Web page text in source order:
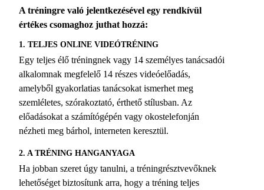
A tréningre való jelentkezésével egy rendkívül
értékes csomaghoz juthat hozzá:
1. TELJES ONLINE VIDEÓTRÉNING
Egy teljes élő tréningnek vagy 14 személyes tanácsadói
alkalomnak megfelelő 14 részes videóelőadás,
amelyből gyakorlatias tanácsokat ismerhet meg
szemléletes, szórakoztató, érthető stílusban. Az
előadásokat a számítógépén vagy okostelefonján
nézheti meg bárhol, interneten keresztül.
2. A TRÉNING HANGANYAGA
Ha jobban szeret úgy tanulni, a tréningrésztvevőknek
lehetőséget biztosítunk arra, hogy a tréning teljes